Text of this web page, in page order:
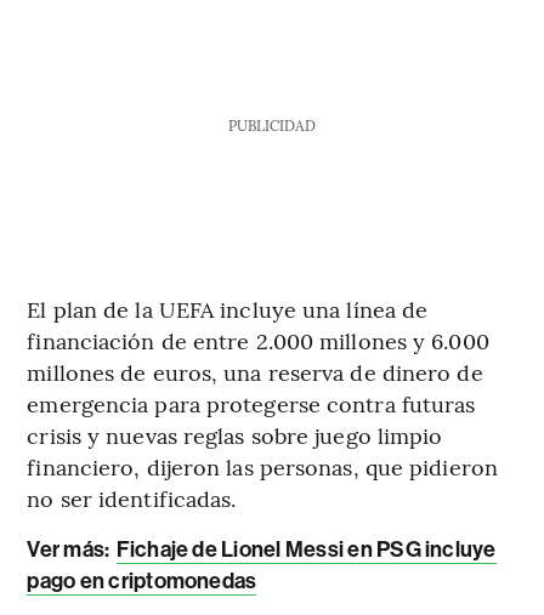
PUBLICIDAD
El plan de la UEFA incluye una línea de
financiación de entre 2.000 millones y 6.000
millones de euros, una reserva de dinero de
emergencia para protegerse contra futuras
crisis y nuevas reglas sobre juego limpio
financiero, dijeron las personas, que pidieron
no ser identificadas.
Ver más: Fichaje de Lionel Messi en PSG incluye
pago en criptomonedas